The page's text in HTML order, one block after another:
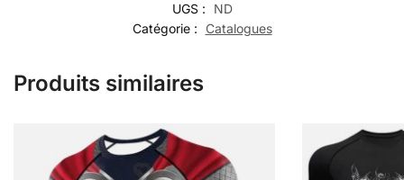
UGS :
ND
Catégorie :
Catalogues
Produits similaires